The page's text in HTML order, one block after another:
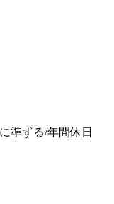
準ずる/年間休日